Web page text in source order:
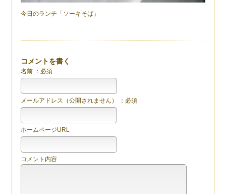
今日のランチ「ソーキそば」
コメントを書く
名前 ：必須
メールアドレス（公開されません） ：必須
ホームページURL
コメント内容